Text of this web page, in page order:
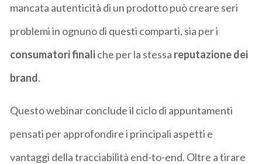
mancata autenticità di un prodotto può creare seri
problemi in ognuno di questi comparti, sia per i
consumatori finaliche per la stessa reputazione dei
brand.
Questo webinar conclude il ciclo di appuntamenti
pensati per approfondire i principali aspetti e
vantaggi della tracciabilità end-to-end. Oltre a tirare